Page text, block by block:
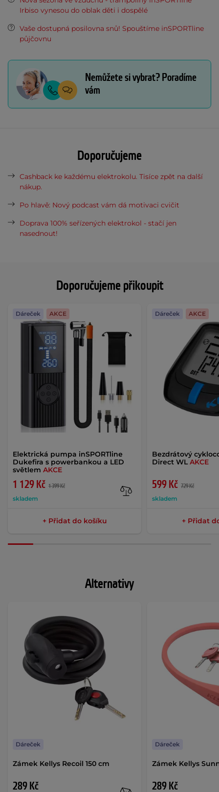
Doporučujeme přikoupit
Elektrická pumpa inSPORTline
Dukefira s powerbankou a LED
světlem AKCE
1 129 Kč 1 399 Kč
skladem
Dáreček AKCE
+ Přidat do košíku
Bezdrátový
Direct WLAKCE
599 Kč 729 Kč
skladem
Dáreček AKCE
+ Přidat
Irbiso vynesou do oblak děti i dospělé
Vaše dostupná posilovna snů! Spouštíme inSPORTline
půjčovnu
Nemůžete si vybrat? Poradíme
vám
Doporučujeme
Cashback ke každému elektrokolu. Tisíce zpět na další
nákup.
Po hlavě: Nový podcast vám dá motivaci cvičit
Doprava 100% seřízených elektrokol - stačí jen
nasednout!
Alternativy
Zámek Kellys Recoil 150 cm
289 Kč
Dáreček
Zámek Kellys
289 Kč
Dáreček